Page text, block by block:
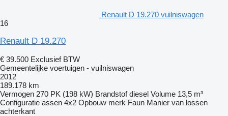
Renault D 19.270 vuilniswagen
16
Renault D 19.270
€ 39.500 Exclusief BTW
Gemeentelijke voertuigen - vuilniswagen
2012
189.178 km
Vermogen 270 PK (198 kW) Brandstof diesel Volume 13,5 m³
Configuratie assen 4x2 Opbouw merk Faun Manier van lossen
achterkant